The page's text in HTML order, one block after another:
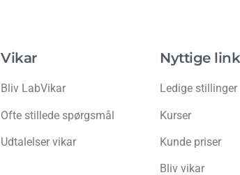
Vikar
Bliv LabVikar
Ofte stillede spørgsmål
Udtalelser vikar
Nyttige
Ledige stillinger
Kurser
Kunde priser
Bliv vikar